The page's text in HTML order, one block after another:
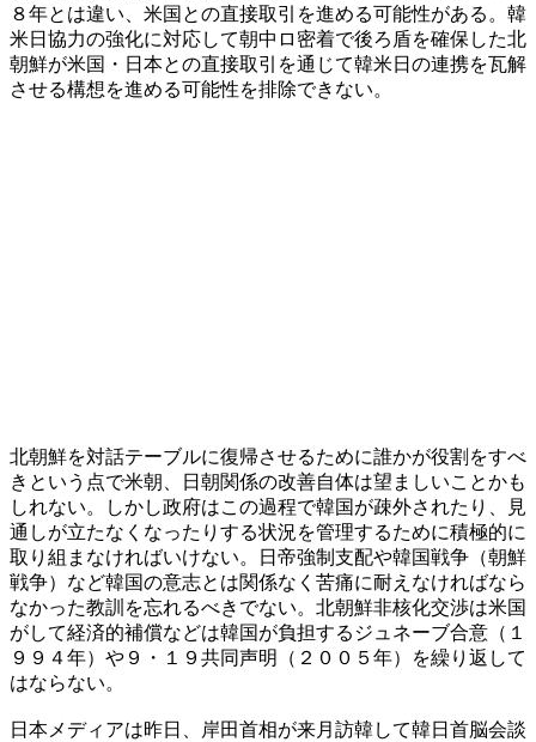
８年とは違い、米国との直接取引を進める可能性がある。韓
米日協力の強化に対応して朝中ロ密着で後ろ盾を確保した北
朝鮮が米国・日本との直接取引を通じて韓米日の連携を瓦解
させる構想を進める可能性を排除できない。
北朝鮮を対話テーブルに復帰させるために誰かが役割をすべ
きという点で米朝、日朝関係の改善自体は望ましいことかも
しれない。しかし政府はこの過程で韓国が疎外されたり、見
通しが立たなくなったりする状況を管理するために積極的に
取り組まなければいけない。日帝強制支配や韓国戦争（朝鮮
戦争）など韓国の意志とは関係なく苦痛に耐えなければなら
なかった教訓を忘れるべきでない。北朝鮮非核化交渉は米国
がして経済的補償などは韓国が負担するジュネーブ合意（１
９９４年）や９・１９共同声明（２００５年）を繰り返して
はならない。
日本メディアは昨日、岸田首相が来月訪韓して韓日首脳会談